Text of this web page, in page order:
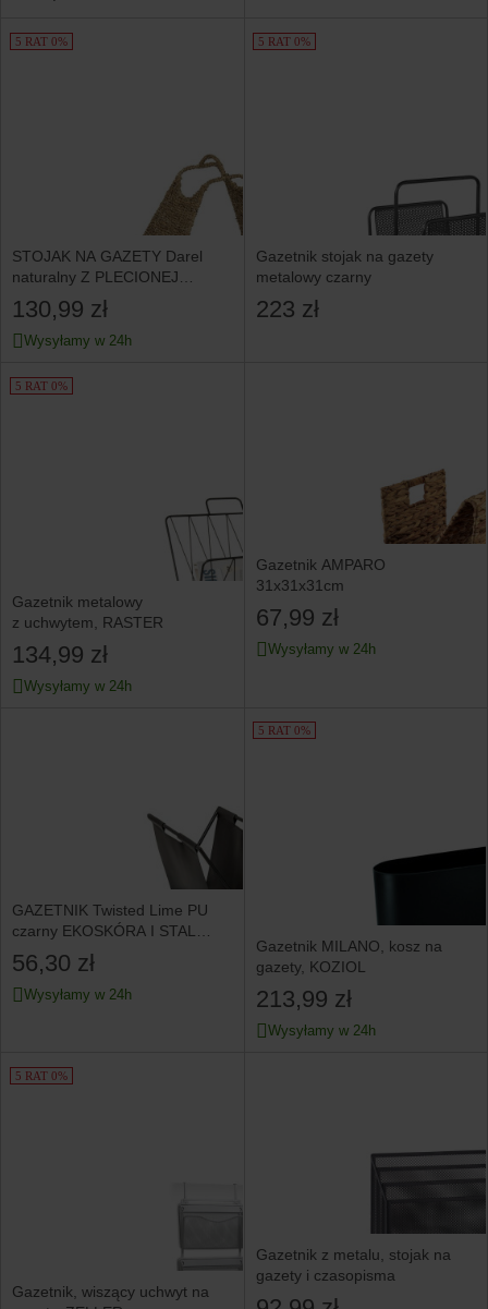
5 RAT 0%
STOJAK NA GAZETY Darel
naturalny Z PLECIONEJ
TRZCINY uchwyt
130,99 zł
Wysyłamy w 24h
5 RAT 0%
Gazetnik stojak na gazety
metalowy czarny
223 zł
5 RAT 0%
Gazetnik metalowy
z uchwytem, RASTER
134,99 zł
Wysyłamy w 24h
Gazetnik AMPARO
31x31x31cm
67,99 zł
Wysyłamy w 24h
GAZETNIK Twisted Lime PU
czarny EKOSKÓRA I STAL
37x22x35 cm
56,30 zł
Wysyłamy w 24h
5 RAT 0%
Gazetnik MILANO, kosz na
gazety, KOZIOL
213,99 zł
Wysyłamy w 24h
5 RAT 0%
Gazetnik, wiszący uchwyt na
Gazetnik z metalu, stojak na
gazety i czasopisma